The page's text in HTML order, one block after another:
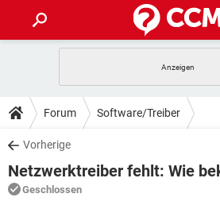
ANDROID IOS
WINDOWS 10
WHATSAPP
FACEBOOK
TIPPS & TRICKS
SPIELE
WINDOWS 10
DOWNLOADS
SPIELE
ANDROID
FORUM
Forum Software/Treiber
Vorherige
Netzwerktreiber fehlt: Wie
Geschlossen